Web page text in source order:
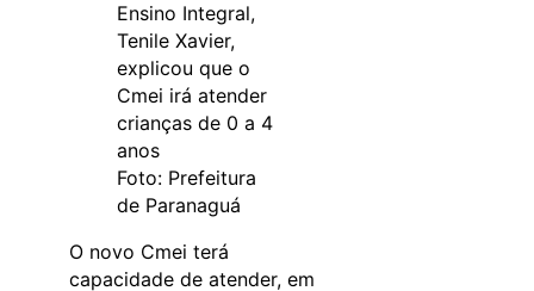
Ensino Integral,
Tenile Xavier,
explicou que o
Cmei irá atender
crianças de 0 a 4
anos
Foto: Prefeitura
de Paranaguá
O novo Cmei terá
capacidade de atender, em